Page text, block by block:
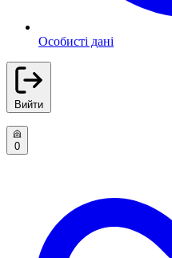
Особисті дані
Вийти
0